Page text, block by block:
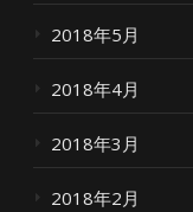
2018年5月
2018年4月
2018年3月
2018年2月